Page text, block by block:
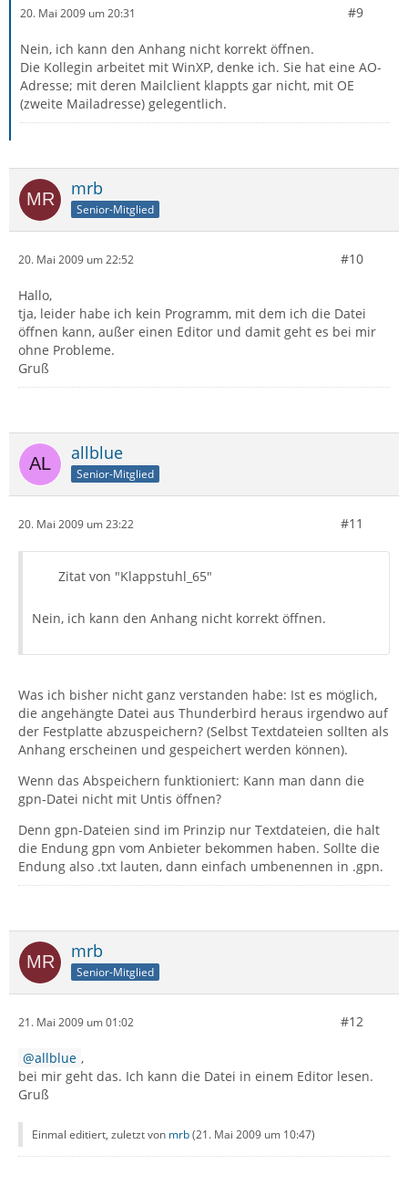
20. Mai 2009 um 20:31 #9
Nein, ich kann den Anhang nicht korrekt öffnen.
Die Kollegin arbeitet mit WinXP, denke ich. Sie hat eine AO-
Adresse; mit deren Mailclient klappts gar nicht, mit OE
(zweite Mailadresse) gelegentlich.
mrb
Senior-Mitglied
20. Mai 2009 um 22:52 #10
Hallo,
tja, leider habe ich kein Programm, mit dem ich die Datei
öffnen kann, außer einen Editor und damit geht es bei mir
ohne Probleme.
Gruß
allblue
Senior-Mitglied
20. Mai 2009 um 23:22 #11
Zitat von "Klappstuhl_65"
Nein, ich kann den Anhang nicht korrekt öffnen.
Was ich bisher nicht ganz verstanden habe: Ist es möglich,
die angehängte Datei aus Thunderbird heraus irgendwo auf
der Festplatte abzuspeichern? (Selbst Textdateien sollten als
Anhang erscheinen und gespeichert werden können).
Wenn das Abspeichern funktioniert: Kann man dann die
gpn-Datei nicht mit Untis öffnen?
Denn gpn-Dateien sind im Prinzip nur Textdateien, die halt
die Endung gpn vom Anbieter bekommen haben. Sollte die
Endung also .txt lauten, dann einfach umbenennen in .gpn.
mrb
Senior-Mitglied
21. Mai 2009 um 01:02 #12
allblue ,
bei mir geht das. Ich kann die Datei in einem Editor lesen.
Gruß
Einmal editiert, zuletzt von mrb(21. Mai 2009 um 10:47)